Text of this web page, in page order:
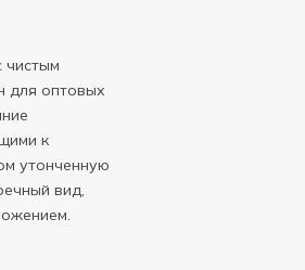
чистым
для оптовых
к
утонченную
вид,